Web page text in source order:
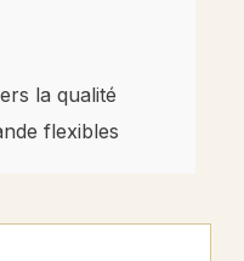
la qualité
flexibles